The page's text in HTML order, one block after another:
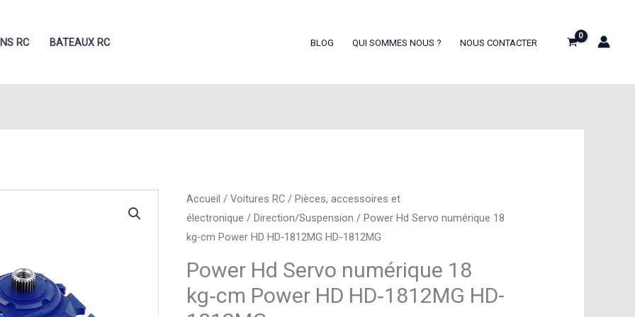
RC BATEAUX RC BLOG QUI SOMMES NOUS ? NOUS CONTACTER
Accueil /Voitures RC /Pièces, accessoires et
électronique /Direction/Suspension / Power Hd Servo numérique 18
kg‑cm Power HD HD‑1812MG HD-1812MG
Power Hd Servo numérique 18
kg‑cm Power HD HD‑1812MG HD-